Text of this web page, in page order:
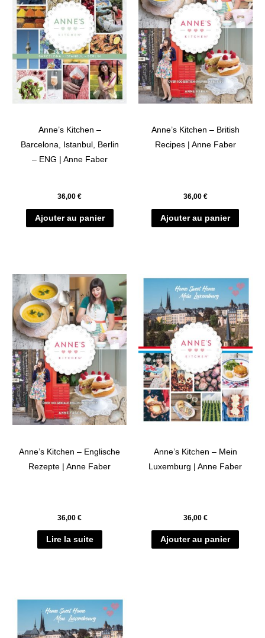
Anne’s Kitchen –
Barcelona, Istanbul, Berlin
– ENG | Anne Faber
36,00€
Ajouter au panier
Anne’s Kitchen – British
Recipes | Anne Faber
36,00 €
Ajouter au panier
Anne’s Kitchen – Englische
Rezepte | Anne Faber
36,00€
Lire la suite
Anne’s Kitchen – Mein
Luxemburg | Anne Faber
36,00 €
Ajouter au panier